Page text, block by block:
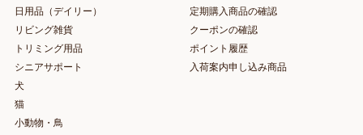
日用品（デイリー）
リビング雑貨
トリミング用品
シニアサポート
犬
猫
小動物・鳥
定期購入商品の確認
クーポンの確認
ポイント履歴
入荷案内申し込み商品